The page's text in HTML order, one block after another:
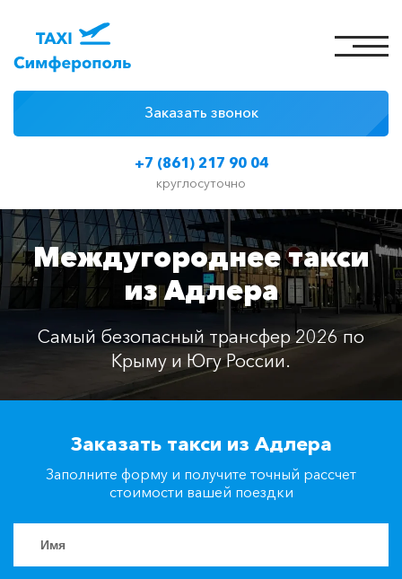
+7 (861) 217 90 04
круглосуточно
Заказать звонок
Цены на такси
Классы автомобилей
Отзывы
Контакты
Заказать такси
Междугороднее такси
из Адлера
Самый безопасный трансфер 2026 по
Крыму и Югу России.
Заказать такси из Адлера
Заполните форму и получите точный рассчет
стоимости вашей поездки